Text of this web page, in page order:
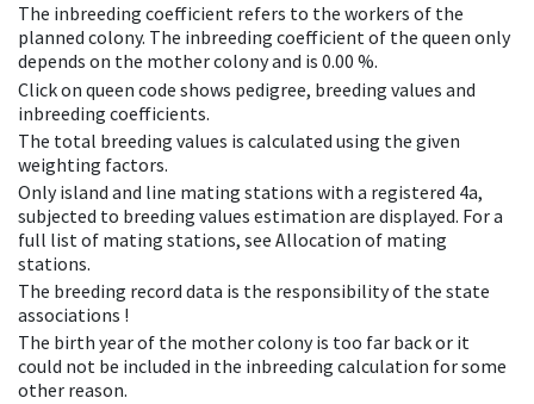
The inbreeding coefficient refers to the workers of the
planned colony. The inbreeding coefficient of the queen only
depends on the mother colony and is 0.00 %.
Click on queen code shows pedigree, breeding values and
inbreeding coefficients.
The total breeding values is calculated using the given
weighting factors.
Only island and line mating stations with a registered 4a,
subjected to breeding values estimation are displayed. For a
full list of mating stations, see Allocation of mating
stations.
The breeding record data is the responsibility of the state
associations !
The birth year of the mother colony is too far back or it
could not be included in the inbreeding calculation for some
other reason.